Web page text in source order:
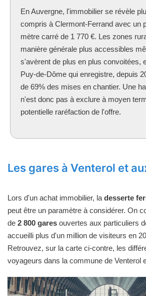
En Auvergne, l'immobilier se révèle
compris à Clermont-Ferrand avec un
mètre carré de 1 770 €. Les zones
manière générale plus accessibles
s'avèrent de plus en plus convoitées,
Puy-de-Dôme qui enregistre, depuis
de 69% des mises en chantier. Une
n'est donc pas à exclure à moyen
potentielle raréfaction de l'offre.
Les gares à Venterol et
Lors d'un achat immobilier, la desserte
peut être un paramètre à considérer. On
de 2 800 gares ouvertes aux particuliers
accueilli plus d'un million de visiteurs en
Retrouvez, sur la carte ci-contre, les
voyageurs dans la commune de Venterol